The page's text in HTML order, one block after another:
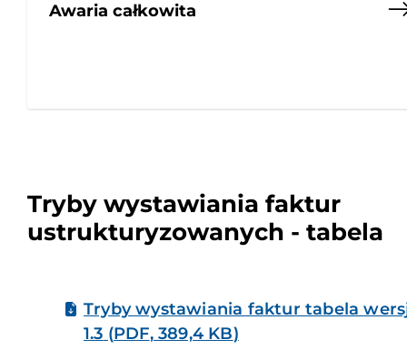
Awaria całkowita
Tryby wystawiania faktur
ustrukturyzowanych - tabela
Tryby wystawiania faktur tabela
1.3 (PDF, 389,4 KB)